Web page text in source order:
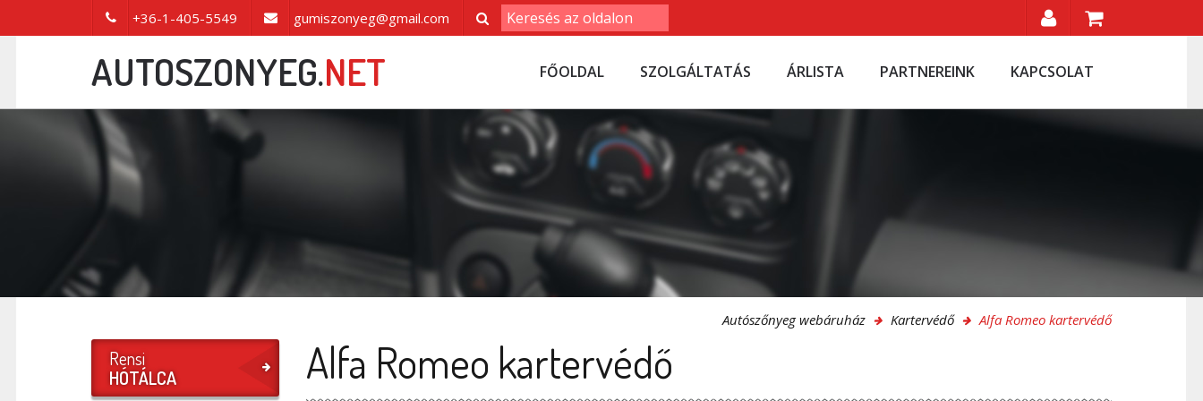
+36-1-405-5549 gumiszonyeg@gmail.com
AUTOSZONYEG.NET FŐOLDAL SZOLGÁLTATÁS ÁRLISTA PARTNEREINK KAPCSOLAT
Autószőnyeg webáruház Kartervédő Alfa Romeo kartervédő
Rensi
HÓTÁLCA
Alfa Romeo kartervédő